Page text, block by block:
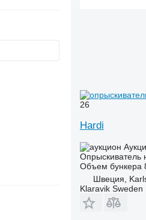
26
Hardi
Опрыскиватель
Объем бункера
Швеция,
Klaravik Sweden